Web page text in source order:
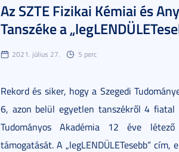
Az SZTE Fizikai Kémiai és
Tanszéke a
2021. július 27. 5 perc
Rekord és siker, hogy a Szegedi
6, azon belül egyetlen tanszékről 4
Tudományos Akadémia 12 éve létező
támogatását. A „legLENDÜLETesebb”